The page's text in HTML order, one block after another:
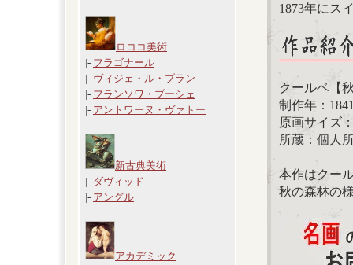
ロココ美術
|- フラゴナール
|- ヴィジェ・ル・ブラン
|- フランソワ・ブーシェ
|- アントワーヌ・ヴァトー
新古典美術
|- ダヴィッド
|- アングル
アカデミック
1873年にス
クールベ【
制作年：
原画サイズ
所蔵：個人
本作はクー
秋の森林の